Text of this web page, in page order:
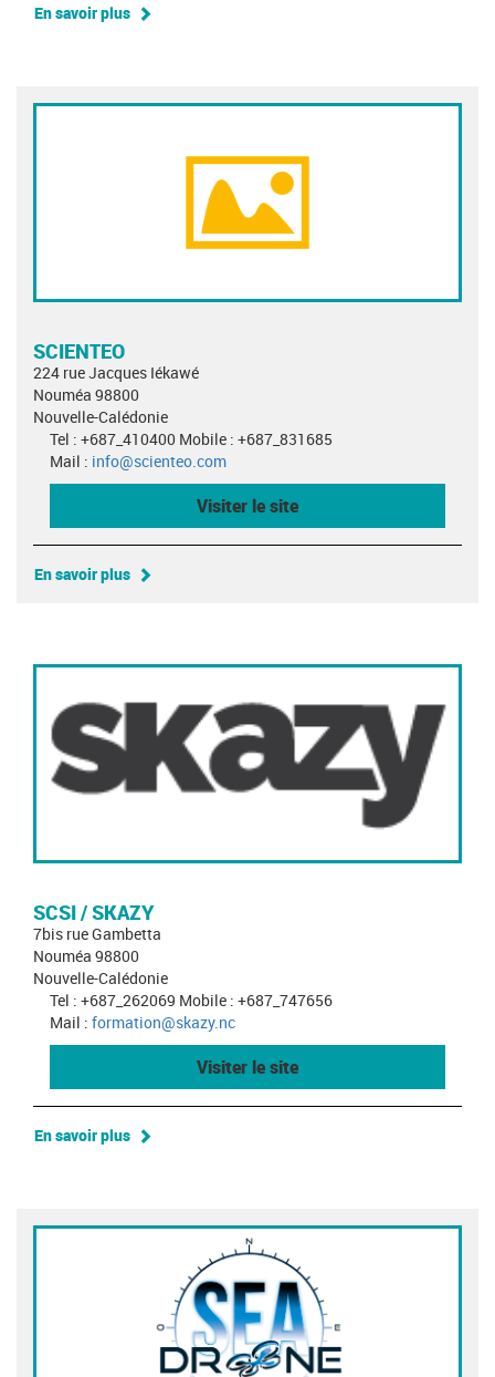
En savoir plus
SCIENTEO
224 rue Jacques Iékawé
Nouméa 98800
Nouvelle-Calédonie
Tel : +687_410400 Mobile : +687_831685
Mail : info@scienteo.com
Visiter le site
En savoir plus
SCSI / SKAZY
7bis rue Gambetta
Nouméa 98800
Nouvelle-Calédonie
Tel : +687_262069 Mobile : +687_747656
Mail : formation@skazy.nc
Visiter le site
En savoir plus